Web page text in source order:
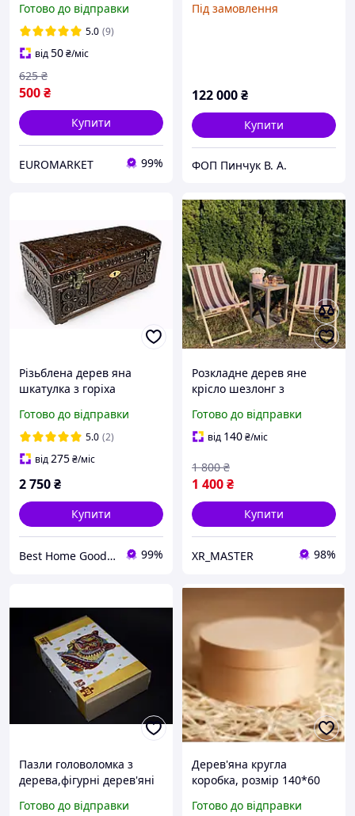
мішечок+ щипці + 2
підставки
Готово до відправки
5.0 (9)
від50₴/міс
500₴
625 ₴
Купити
EUROMARKET 99%
окремо.
Під замовлення
122 000₴
Купити
ФОП Пинчук В. А.
Різьблена дерев яна
шкатулка з горіха
механічним замком |
Скринька ручної роботи з
оксамитовим дном |
Подарунок
Готово до відправки
5.0 (2)
від275₴/міс
2 750₴
Купити
Best Home Goods - "Кращі товари для дому, подарунки, дрібниці" 99%
Розкладне дерев яне
крісло шезлонг з
пляжу чи кафе. Крісла
садові терасні дерев'яні.
Готово до відправки
від 140₴/міс
1 400₴
1 800 ₴
Купити
XR_MASTER 98%
Пазли головоломка з
дерева,фігурні дерев'яні
тварин тигр для дітей.gs
Готово до відправки
Дерев'яна кругла
коробка, розмір 140*60
букового шпону М00-
Готово до відправки